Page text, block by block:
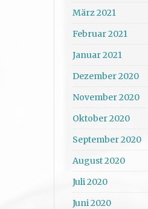
März 2021
Februar 2021
Januar 2021
Dezember 2020
November 2020
Oktober 2020
September 2020
August 2020
Juli 2020
Juni 2020